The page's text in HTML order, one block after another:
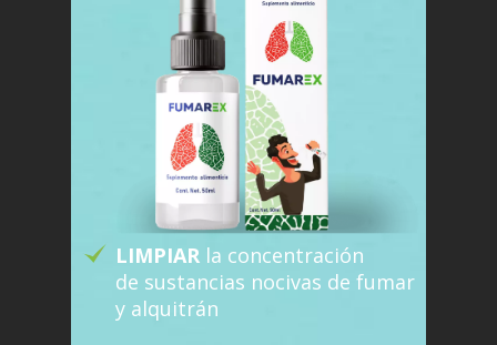
LIMPIAR la concentración
de sustancias nocivas de fumar
y alquitrán